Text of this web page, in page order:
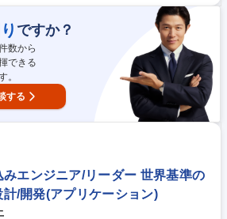
ですか？
数から
できる
。
する
エンジニア/リーダー 世界基準の
/開発(アプリケーション)